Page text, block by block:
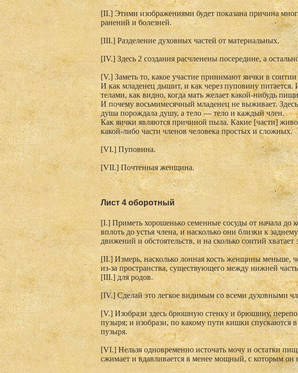
[II.] Этими изображениями будет показана причина
ранений и болезней.
[III.] Разделение духовных частей от материальных.
[IV.] Здесь 2 создания расчленены посередине, а
[V.] Заметь то, какое участие принимают яички в
И как младенец дышит, и как через пуповину
телами, как видно, когда мать желает какой-нибудь
И почему восьмимесячный младенец не выживает.
душа порождала душу, а тело — тело и каждый член.
Как яички являются причиной пыла. Какие [части]
какой-либо части членов человека простых и сложных.
[VI.] Пуповина.
[VII.] Почтенная женщина.
Лист 4 оборотный
[I.] Приметь хорошенько семенные сосуды от начала до
вплоть до устья члена, и насколько они близки к
движений и обстоятельств, и на сколько соитий хватает
[II.] Измерь, насколько лонная кость женщины меньше,
из-за пространства, существующего между нижней
[III.] для родов.
[IV.] Сделай это легкое видимым со всеми духовными
[V.] Изобрази здесь брюшную стенку и брюшину,
пузыря; и изобрази, по какому пути кишки спускаются
пузыря.
[VI.] Нельзя одновременно источать мочу и остатки
сжимает и вдавливается в менее мощный, с которым он